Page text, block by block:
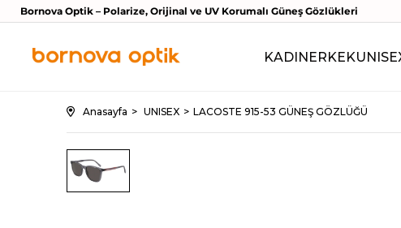
Bornova Optik – Polarize, Orijinal ve UV Korumalı Güneş Gözlükleri
KADINERKEK
Anasayfa UNISEX LACOSTE 915-53 GÜNEŞ GÖZLÜĞÜ